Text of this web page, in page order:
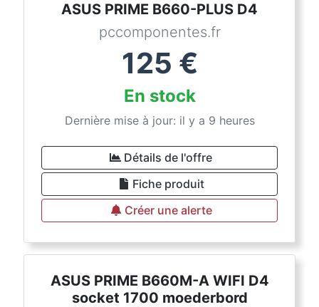
ASUS PRIME B660-PLUS D4
pccomponentes.fr
125 €
En stock
Dernière mise à jour: il y a 9 heures
Détails de l'offre
Fiche produit
Créer une alerte
ASUS PRIME B660M-A WIFI D4
socket 1700 moederbord